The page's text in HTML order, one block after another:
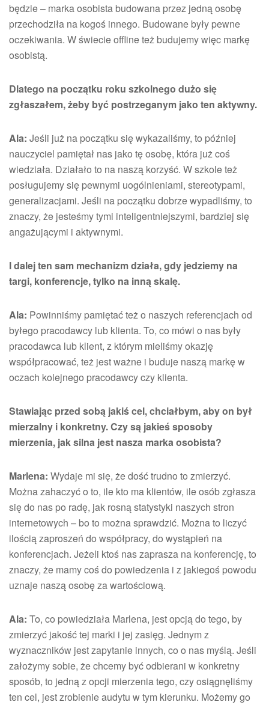
będzie – marka osobista budowana przez jedną osobę
przechodziła na kogoś innego. Budowane były pewne
oczekiwania. W świecie offline też budujemy więc markę
osobistą.
Dlatego na początku roku szkolnego dużo się
zgłaszałem, żeby być postrzeganym jako ten aktywny.
Ala: Jeśli już na początku się wykazaliśmy, to później
nauczyciel pamiętał nas jako tę osobę, która już coś
wiedziała. Działało to na naszą korzyść. W szkole też
posługujemy się pewnymi uogólnieniami, stereotypami,
generalizacjami. Jeśli na początku dobrze wypadliśmy, to
znaczy, że jesteśmy tymi inteligentniejszymi, bardziej się
angażującymi i aktywnymi.
I dalej ten sam mechanizm działa, gdy jedziemy na
targi, konferencje, tylko na inną skalę.
Ala: Powinniśmy pamiętać też o naszych referencjach od
byłego pracodawcy lub klienta. To, co mówi o nas były
pracodawca lub klient, z którym mieliśmy okazję
współpracować, też jest ważne i buduje naszą markę w
oczach kolejnego pracodawcy czy klienta.
Stawiając przed sobą jakiś cel, chciałbym, aby on był
mierzalny i konkretny. Czy są jakieś sposoby
mierzenia, jak silna jest nasza marka osobista?
Marlena: Wydaje mi się, że dość trudno to zmierzyć.
Można zahaczyć o to, ile kto ma klientów, ile osób zgłasza
się do nas po radę, jak rosną statystyki naszych stron
internetowych – bo to można sprawdzić. Można to liczyć
ilością zaproszeń do współpracy, do wystąpień na
konferencjach. Jeżeli ktoś nas zaprasza na konferencję, to
znaczy, że mamy coś do powiedzenia i z jakiegoś powodu
uznaje naszą osobę za wartościową.
Ala: To, co powiedziała Marlena, jest opcją do tego, by
zmierzyć jakość tej marki i jej zasięg. Jednym z
wyznaczników jest zapytanie innych, co o nas myślą. Jeśli
założymy sobie, że chcemy być odbierani w konkretny
sposób, to jedną z opcji mierzenia tego, czy osiągnęliśmy
ten cel, jest zrobienie audytu w tym kierunku. Możemy go